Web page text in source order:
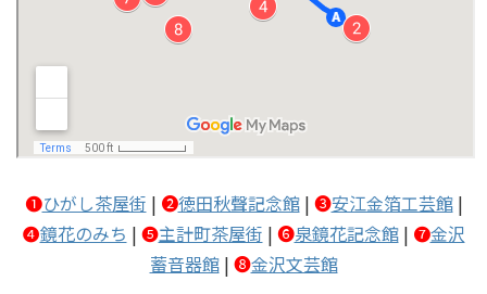
❶ひがし茶屋街 | ❷徳田秋聲記念館| ❸安江金箔工芸館|
❹鏡花のみち | ❺主計町茶屋街 | ❻泉鏡花記念館| ❼金沢
蓄音器館| ❽金沢文芸館